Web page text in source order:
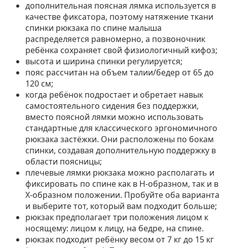
дополнительная поясная лямка используется в
качестве фиксатора, поэтому натяжение ткани
спинки рюкзака по спине малыша
распределяется равномерно, а позвоночник
ребёнка сохраняет свой физиологичный кифоз;
высота и ширина спинки регулируется;
пояс рассчитан на объем талии/бедер от 65 до
120 см;
когда ребёнок подростает и обретает навык
самостоятельного сидения без поддержки,
вместо поясной лямки можно использовать
стандартные для классического эргономичного
рюкзака застёжки. Они расположены по бокам
спинки, создавая дополнительную поддержку в
области поясницы;
плечевые лямки рюкзака можно располагать и
фиксировать по спине как в H-образном, так и в
X-образном положении. Пробуйте оба варианта
и выберите тот, который вам подходит больше;
рюкзак предполагает три положения лицом к
носящему: лицом к лицу, на бедре, на спине.
рюкзак подходит ребёнку весом от 7 кг до 15 кг